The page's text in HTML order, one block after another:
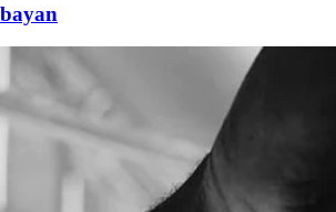
bayan